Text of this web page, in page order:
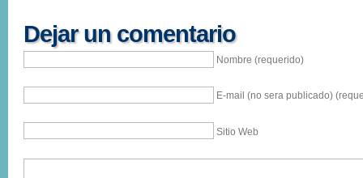
Dejar un comentario
Nombre (requerido)
E-mail (no sera publicado)
Sitio Web